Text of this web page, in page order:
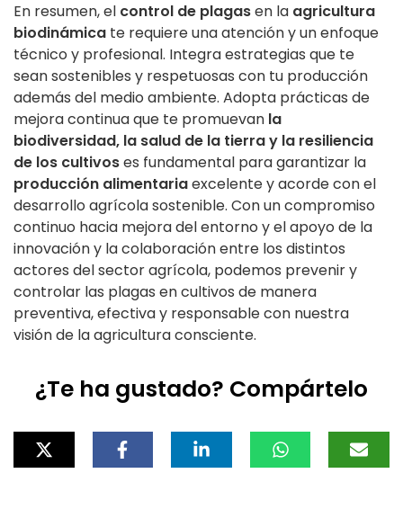
En resumen, el control de plagasen la agricultura
biodinámica te requiere una atención y un enfoque
técnico y profesional. Integra estrategias que te
sean sostenibles y respetuosas con tu producción
además del medio ambiente. Adopta prácticas de
mejora continua que te promuevan la
biodiversidad, la salud de la tierra y la resiliencia
de los cultivoses fundamental para garantizar la
producción alimentariaexcelente y acorde con el
desarrollo agrícola sostenible. Con un compromiso
continuo hacia mejora del entorno y el apoyo de la
innovación y la colaboración entre los distintos
actores del sector agrícola, podemos prevenir y
controlar las plagas en cultivos de manera
preventiva, efectiva y responsable con nuestra
visión de la agricultura consciente.
¿Te ha gustado? Compártelo